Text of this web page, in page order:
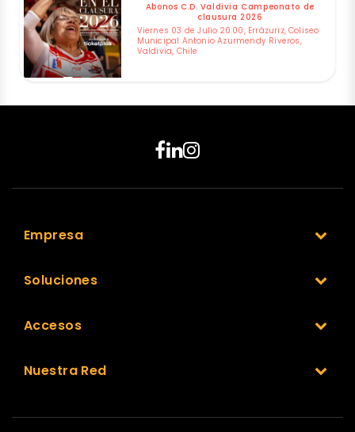
Abonos C.D. Valdivia Campeonato de
clausura 2026
Viernes 03 de Julio 20:00, Errázuriz, Coliseo
Municipal Antonio Azurmendy Riveros,
Valdivia, Chile
Empresa
Soluciones
Accesos
Nuestra Red